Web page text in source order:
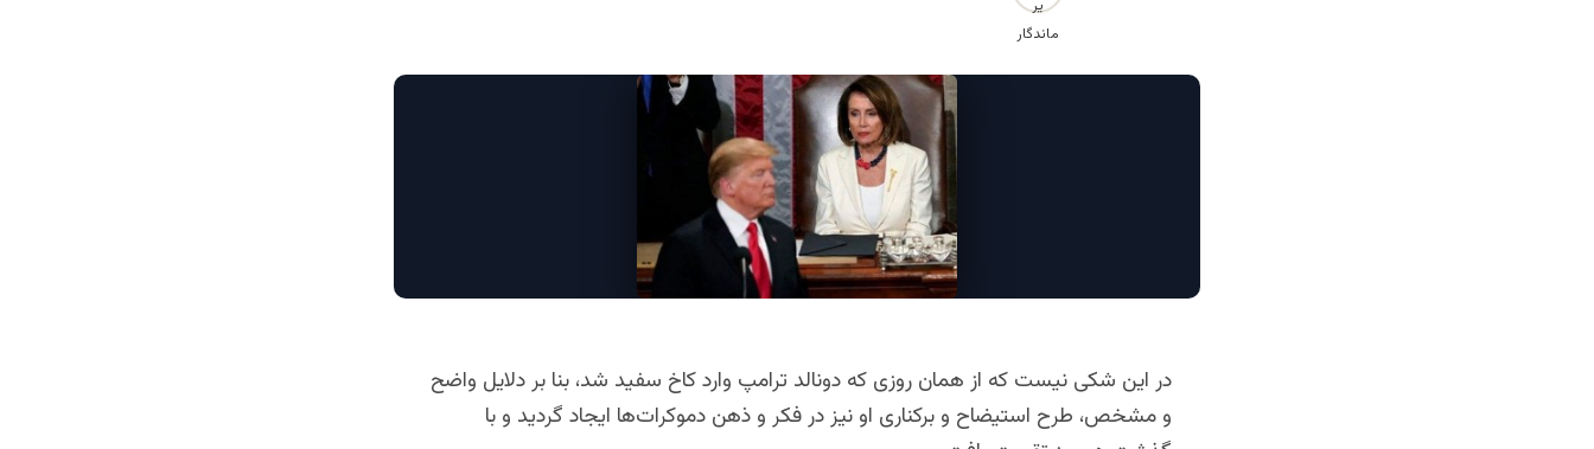
در این شکی نیست که از همان روزی که دونالد ترامپ وارد کاخ سفید شد، بنا بر دلایل واضح
و مشخص، طرح استیضاح و برکناری او نیز در فکر و ذهن دموکرات‌ها ایجاد گردید و با